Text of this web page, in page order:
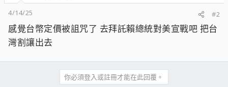
4/14/25
#2
感覺台幣定價被詛咒了 去拜託賴總統對美宣戰吧 把台
灣割讓出去
你必須登入或註冊才能在此回覆。